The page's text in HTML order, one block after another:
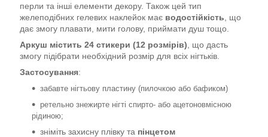
перли та інші елементи декору. Також цей тип
желеподібних гелевих наклейок має водостійкість , що
дає змогу плавати, мити голову, приймати душ тощо.
Аркуш містить 24 стикери (12 розмірів) , що дасть
змогу підібрати необхідний розмір для всіх нігтьків.
Застосування:
забавте нігтьову пластину (пилочкою або бафиком)
ретельно знежирте нігті спирто- або ацетоновмісною
рідиною;
зніміть захисну плівку та пінцетом